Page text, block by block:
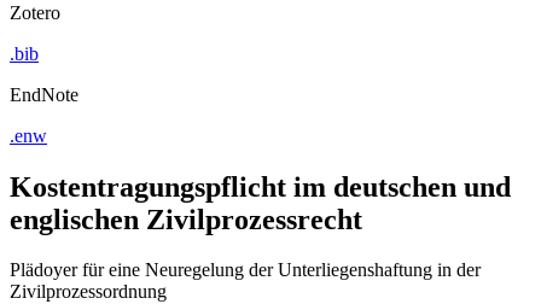
Zotero
.bib
EndNote
.enw
Kostentragungspflicht im deutschen und
englischen Zivilprozessrecht
Plädoyer für eine Neuregelung der Unterliegenshaftung in der
Zivilprozessordnung